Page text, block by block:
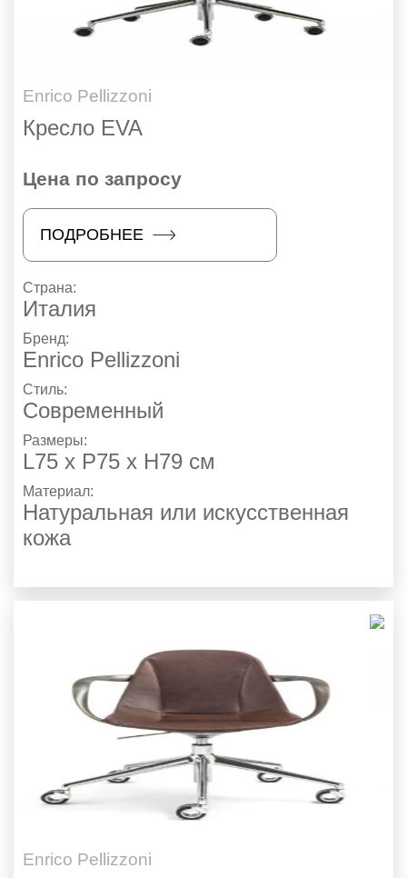
Enrico Pellizzoni
Кресло EVA
Цена по запросу
ПОДРОБНЕЕ
Страна:
Италия
Бренд:
Enrico Pellizzoni
Стиль:
Современный
Размеры:
L75 x P75 x H79 см
Материал:
Натуральная или искусственная
кожа
Enrico Pellizzoni